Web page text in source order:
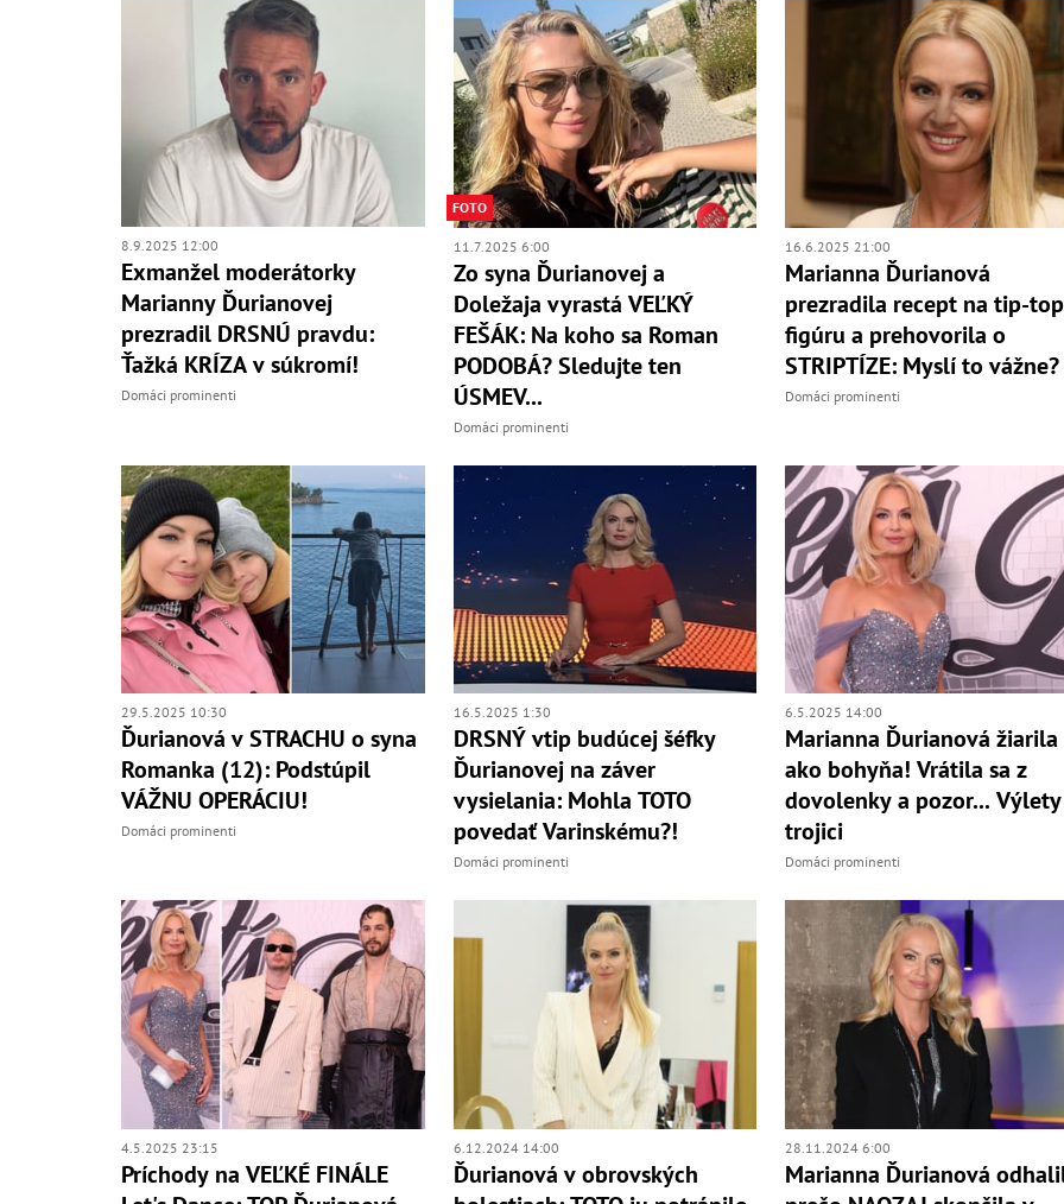
8.9.2025 12:00
Exmanžel moderátorky
Marianny Ďurianovej
prezradil DRSNÚ pravdu:
Ťažká KRÍZA v súkromí!
Domáci prominenti
FOTO
11.7.2025 6:00
Zo syna Ďurianovej a
Doležaja vyrastá VEĽKÝ
FEŠÁK: Na koho sa Roman
PODOBÁ? Sledujte ten
ÚSMEV...
Domáci prominenti
16.6.2025 21:00
Marianna Ďurianová
prezradila recept na tip-top
figúru a prehovorila o
STRIPTÍZE: Myslí to vážne?
Domáci prominenti
29.5.2025 10:30
Ďurianová v STRACHU o syna
Romanka (12): Podstúpil
VÁŽNU OPERÁCIU!
Domáci prominenti
16.5.2025 1:30
DRSNÝ vtip budúcej šéfky
Ďurianovej na záver
vysielania: Mohla TOTO
povedať Varinskému?!
Domáci prominenti
6.5.2025 14:00
Marianna Ďurianová žiarila
ako bohyňa! Vrátila sa z
dovolenky a pozor...
trojici
Domáci prominenti
4.5.2025 23:15
Príchody na VEĽKÉ FINÁLE
6.12.2024 14:00
Ďurianová v obrovských
28.11.2024 6:00
Marianna Ďurianová